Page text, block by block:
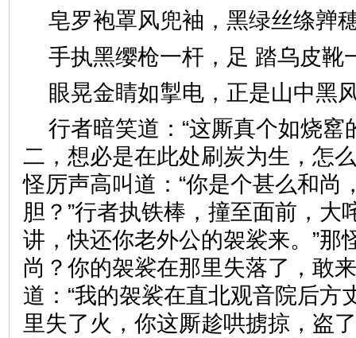
皂罗袍罩风兜袖，黑绿丝
手执黑缨枪一杆，足 踏乌
眼晃金睛如掣电，正是山
行者暗笑道：“这厮真个如烧窰
二，想必是在此处刷炭为生，怎
怪厉声高叫道：“你是个甚么和尚
胆？”行者执铁棒，撞至面前，大
讲，快还你老外公的袈裟来。”那
尚？你的袈裟在那里失落了，敢
道：“我的袈裟在直北观音院后方
里失了火，你这厮趁哄掳掠，盗